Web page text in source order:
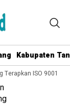
Kabupaten
ISO 9001:2015